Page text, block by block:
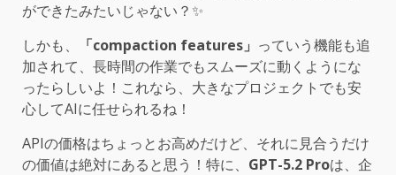
ができたみたいじゃない？✨
しかも、
「compaction features」 っていう機能も追
加されて、長時間の作業でもスムーズに動くようにな
ったらしいよ！これなら、大きなプロジェクトでも安
心してAIに任せられるね！
APIの価格はちょっとお高めだけど、それに見合うだけ
の価値は絶対にあると思う！特に、 GPT-5.2 Proは、企